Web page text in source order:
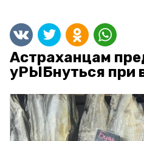
Астраханцам
уРЫБнуться при